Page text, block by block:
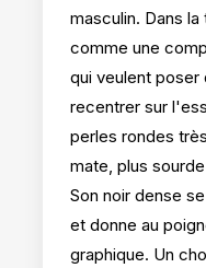
masculin. Dans
comme une
qui veulent poser
recentrer sur
perles rondes
mate, plus
Son noir dense
et donne au
graphique. Un